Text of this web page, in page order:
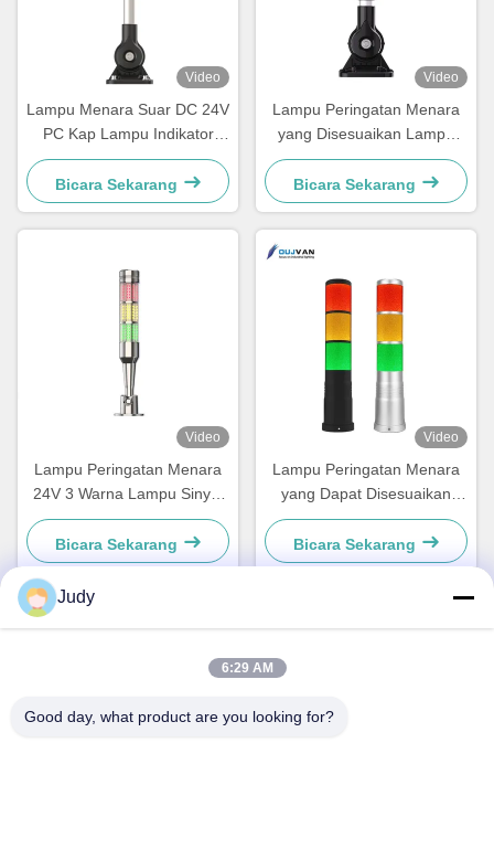
Video
Lampu Menara Suar DC 24V
PC Kap Lampu Indikator
Sinyal Alarm Peringatan
Bicara Sekarang
Video
Lampu Peringatan Menara
yang Disesuaikan Lampu
Menara Sinyal LED Tiga
Warna Satu Lapis
Bicara Sekarang
Video
Lampu Peringatan Menara
24V 3 Warna Lampu Sinyal
LED Menara Untuk Indikator
Peralatan Mesin
Bicara Sekarang
Video
Lampu Peringatan Menara
yang Dapat Disesuaikan
Pemasangan Mudah Lampu
Tumpuk LED Peringkat IP54
Bicara Sekarang
Alamat
Judy
6:29 AM
Good day, what product are you looking for?